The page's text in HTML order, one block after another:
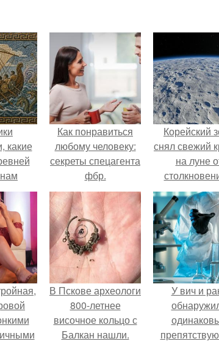
какие
Как понравиться
любому человеку:
секреты спецагента
фбр.
Корейский
снял свежий
на луне
обломком
В Пскове археологи
800-летнее
височное кольцо с
Балкан нашли.
У вич и